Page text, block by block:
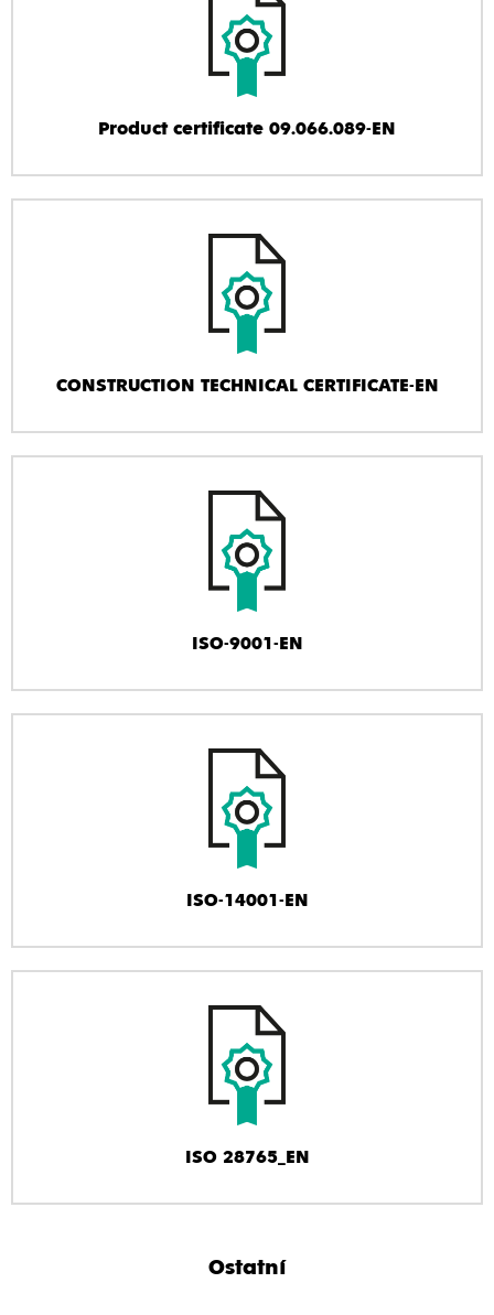
Product certificate 09.066.089-EN
CONSTRUCTION TECHNICAL CERTIFICATE-EN
ISO-9001-EN
ISO-14001-EN
ISO 28765_EN
Ostatní